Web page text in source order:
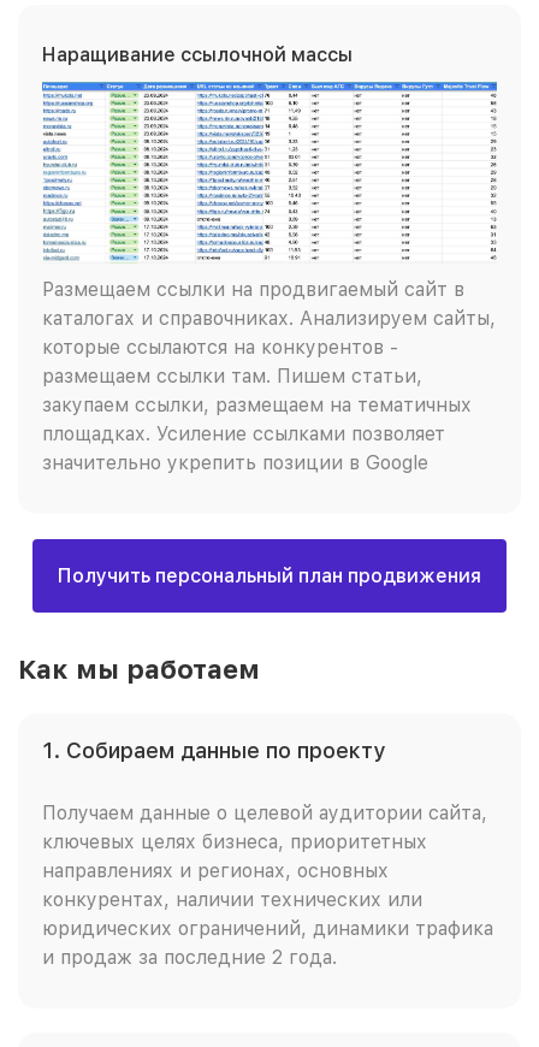
Наращивание ссылочной массы
Размещаем ссылки на продвигаемый сайт в
каталогах и справочниках. Анализируем сайты,
которые ссылаются на конкурентов -
размещаем ссылки там. Пишем статьи,
закупаем ссылки, размещаем на тематичных
площадках. Усиление ссылками позволяет
значительно укрепить позиции в Google
Получить персональный план продвижения
Как мы работаем
1. Собираем данные по проекту
Получаем данные о целевой аудитории сайта,
ключевых целях бизнеса, приоритетных
направлениях и регионах, основных
конкурентах, наличии технических или
юридических ограничений, динамики трафика
и продаж за последние 2 года.